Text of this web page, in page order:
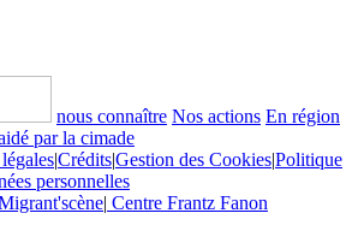
nous connaître Nos actions En région
par la cimade
|Crédits|Gestion des Cookies|Politique
personnelles
| Centre Frantz Fanon